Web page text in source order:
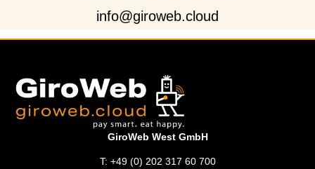
info@giroweb.cloud
GiroWeb West GmbH
T: +49 (0) 202 317 60 700